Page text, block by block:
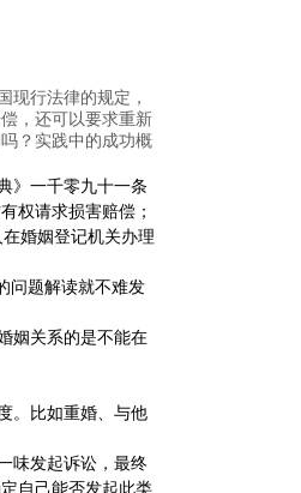
现行法律的规定，
，还可以要求重新
？实践中的成功概
》一千零九十一条
权请求损害赔偿；
婚姻登记机关办理
问题解读就不难发
姻关系的是不能在
。比如重婚、与他
味发起诉讼，最终
自己能否发起此类